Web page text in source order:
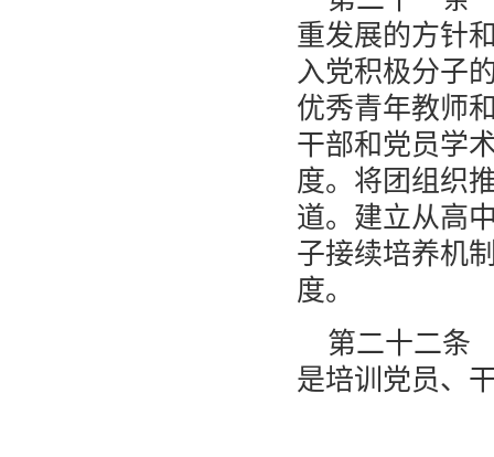
重发展的方针
入党积极分子
优秀青年教师
干部和党员学
度。将团组织
道。建立从高
子接续培养机
度。
第二十二条
是培训党员、